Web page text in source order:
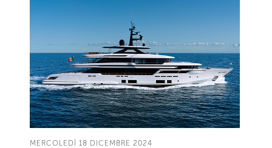
MERCOLEDÌ 18 DICEMBRE 2024